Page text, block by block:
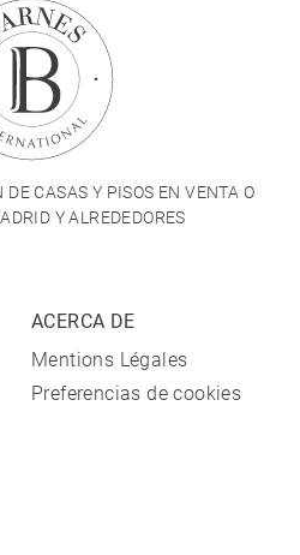
CASAS Y PISOS EN VENTA O
Y ALREDEDORES
ACERCA DE
Mentions Légales
Preferencias de cookies